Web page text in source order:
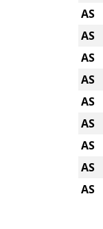
AS
AS
AS
AS
AS
AS
AS
AS
AS